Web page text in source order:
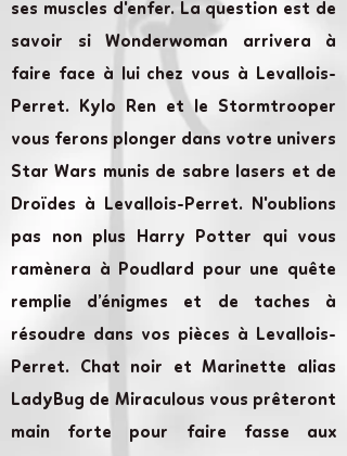
ses muscles d'enfer. La question est de
savoir si Wonderwoman arrivera à
faire face à lui chez vous à Levallois-
Perret. Kylo Ren et le Stormtrooper
vous ferons plonger dans votre univers
Star Wars munis de sabre lasers et de
Droïdes à Levallois-Perret. N'oublions
pas non plus Harry Potter qui vous
ramènera à Poudlard pour une quête
remplie d’énigmes et de taches à
résoudre dans vos pièces à Levallois-
Perret. Chat noir et Marinette alias
LadyBug de Miraculous vous prêteront
main forte pour faire fasse aux